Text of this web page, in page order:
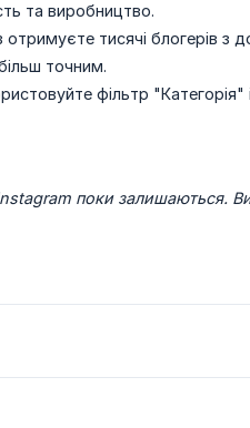
та виробництво.
тисячі блогерів з
точним.
фільтр "Категорія"
Instagram поки залишаються.